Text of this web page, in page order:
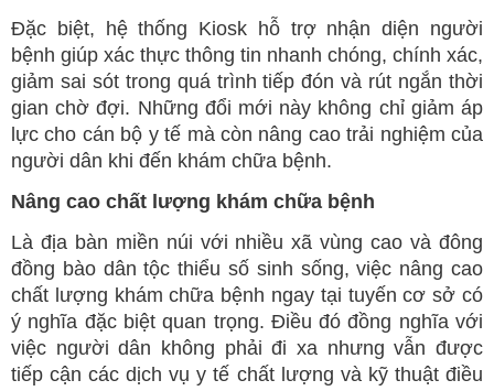
Đặc biệt, hệ thống Kiosk hỗ trợ nhận diện người
bệnh giúp xác thực thông tin nhanh chóng, chính xác,
giảm sai sót trong quá trình tiếp đón và rút ngắn thời
gian chờ đợi. Những đổi mới này không chỉ giảm áp
lực cho cán bộ y tế mà còn nâng cao trải nghiệm của
người dân khi đến khám chữa bệnh.
Nâng cao chất lượng khám chữa bệnh
Là địa bàn miền núi với nhiều xã vùng cao và đông
đồng bào dân tộc thiểu số sinh sống, việc nâng cao
chất lượng khám chữa bệnh ngay tại tuyến cơ sở có
ý nghĩa đặc biệt quan trọng. Điều đó đồng nghĩa với
việc người dân không phải đi xa nhưng vẫn được
tiếp cận các dịch vụ y tế chất lượng và kỹ thuật điều